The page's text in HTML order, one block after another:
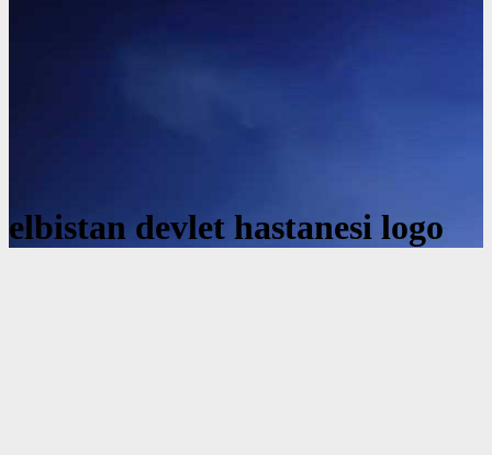
elbistan devlet hastanesi logo